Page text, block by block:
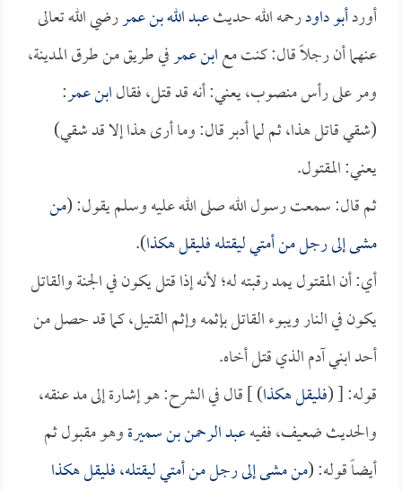
أوردأبو داودرحمه الله حديثعبد الله بن عمررضي الله تعالى
عنهما أن رجلاً قال: كنت معابن عمرفي طريق من طرق المدينة،
ومر على رأس منصوب، يعني: أنه قد قتل، فقالابن عمر:
(شقي قاتل هذا، ثم لما أدبر قال: وما أرى هذا إلا قد شقي)
يعني: المقتول.
ثم قال: سمعت رسول الله صلى الله عليه وسلم يقول: (من
مشى إلى رجل من أمتي ليقتله فليقل هكذا).
أي: أن المقتول يمد رقبته له؛ لأنه إذا قتل يكون في الجنة والقاتل
يكون في النار ويبوء القاتل بإثمه وإثم القتيل، كما قد حصل من
أحد ابني آدم الذي قتل أخاه.
قوله: [ (فليقل هكذا) ] قال في الشرح: هو إشارة إلى مد عنقه،
والحديث ضعيف، ففيهعبد الرحمن بن سميرةوهو مقبول ثم
أيضاً قوله: (من مشى إلى رجل من أمتي ليقتله، فليقل هكذا